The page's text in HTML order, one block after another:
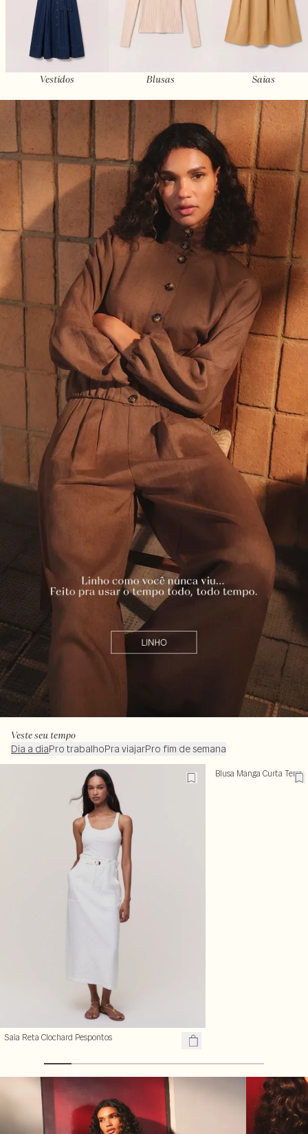
Vestidos Blusas Saias
Veste seu tempo
Dia a diaPro trabalhoPra viajarPro fim de semana
Saia Reta Clochard Pespontos
Blusa Manga Curta Terra